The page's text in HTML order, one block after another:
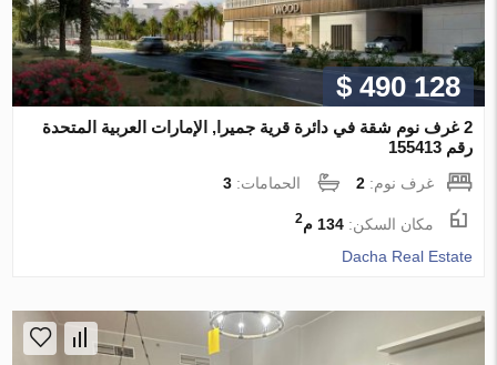
$ 490 128
2 غرف نوم شقة في دائرة قرية جميرا, الإمارات العربية المتحدة
رقم 155413
غرف نوم:2 الحمامات:3
مكان السكن:134 م 2
Dacha Real Estate